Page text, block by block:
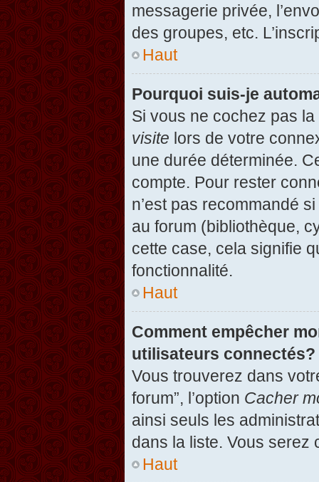
messagerie privée,
des groupes, etc.
Haut
Pourquoi suis-je
Si vous ne cochez pas
visite lors de votre
une durée déterminée.
compte. Pour rester
n’est pas recommandé
au forum (bibliothèque,
cette case, cela signifie
fonctionnalité.
Haut
Comment empêcher
utilisateurs connectés?
Vous trouverez dans
forum”, l’option Cacher
ainsi seuls les
dans la liste. Vous serez
Haut